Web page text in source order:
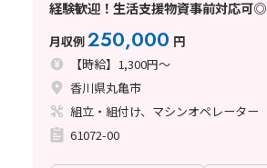
経験歓迎！生活支援物資事前対応可◎
月収例250,000 円
【時給】1,300円～
香川県丸亀市
組立・組付け、マシンオペレーター
61072-00